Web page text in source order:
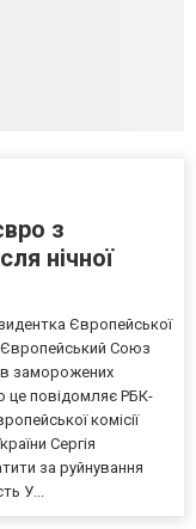
з
нічної
Європейської
Європейський Союз
заморожених
це повідомляє РБК-
комісії
Сергія
за руйнування
У...